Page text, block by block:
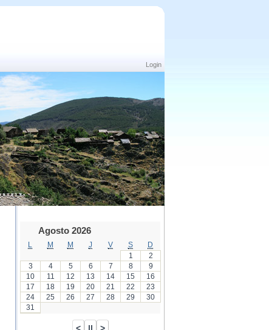
Login
Agosto 2026
M M J V S
D
1
2
3
4 5 6 7 8
9
10
11 12 13 14 15
16
17
18 19 20 21 22
23
24
25 26 27 28 29
30
31